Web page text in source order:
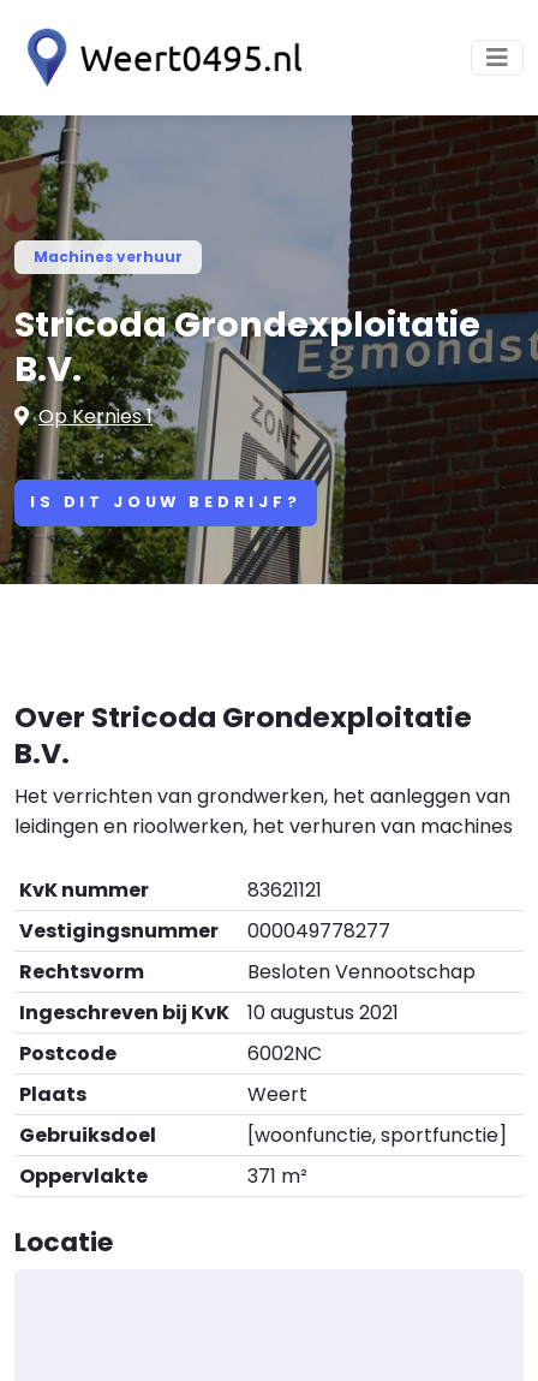
Machines verhuur
Stricoda Grondexploitatie
B.V.
Op Kernies 1
IS DIT JOUW BEDRIJF?
Over Stricoda Grondexploitatie
B.V.
Het verrichten van grondwerken, het aanleggen van
leidingen en rioolwerken, het verhuren van machines
KvK nummer
83621121
Vestigingsnummer
000049778277
Rechtsvorm
Besloten Vennootschap
Ingeschreven bij KvK
10 augustus 2021
Postcode
6002NC
Plaats
Weert
Gebruiksdoel
[woonfunctie, sportfunctie]
Oppervlakte
371 m²
Locatie